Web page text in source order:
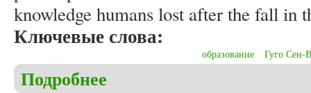
knowledge humans lost after the fall in
Ключевые слова:
образование Гуго Сен-
Подробнее